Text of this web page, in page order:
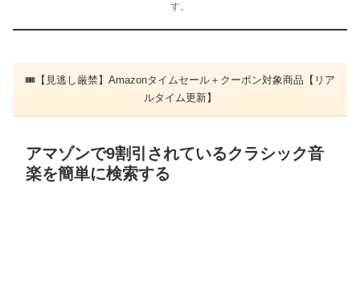
す。
🎟【見逃し厳禁】Amazonタイムセール＋クーポン対象商品【リア
ルタイム更新】
アマゾンで9割引されているクラシック音
楽を簡単に検索する